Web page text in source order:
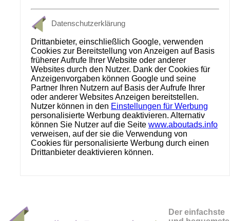
Datenschutzerklärung
Drittanbieter, einschließlich Google, verwenden
Cookies zur Bereitstellung von Anzeigen auf Basis
früherer Aufrufe Ihrer Website oder anderer
Websites durch den Nutzer. Dank der Cookies für
Anzeigenvorgaben können Google und seine
Partner Ihren Nutzern auf Basis der Aufrufe Ihrer
oder anderer Websites Anzeigen bereitstellen.
Nutzer können in den Einstellungen für Werbung
personalisierte Werbung deaktivieren. Alternativ
können Sie Nutzer auf die Seite www.aboutads.info
verweisen, auf der sie die Verwendung von
Cookies für personalisierte Werbung durch einen
Drittanbieter deaktivieren können.
Der einfachste